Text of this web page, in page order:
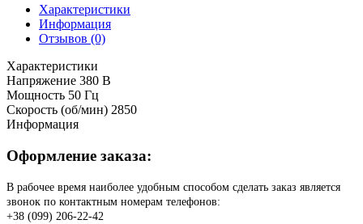
Характеристики
Информация
Отзывов (0)
Характеристики
Напряжение 380 В
Мощность 50 Гц
Скорость (об/мин) 2850
Информация
Оформление заказа:
В рабочее время наиболее удобным способом сделать заказ является
звонок по контактным номерам телефонов:
+38 (099) 206-22-42